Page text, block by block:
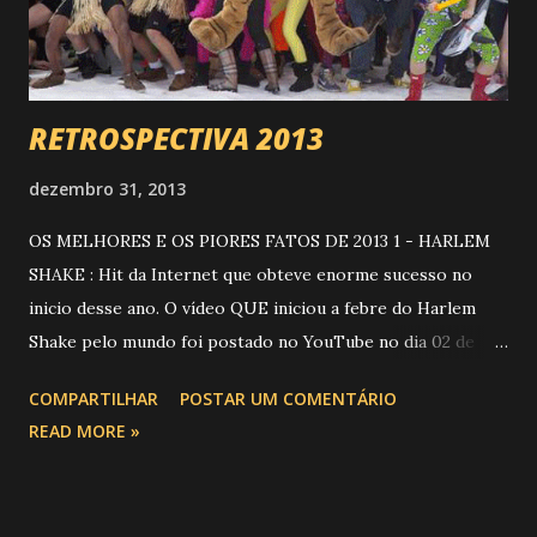
RETROSPECTIVA 2013
dezembro 31, 2013
OS MELHORES E OS PIORES FATOS DE 2013 1 - HARLEM
SHAKE : Hit da Internet que obteve enorme sucesso no
inicio desse ano. O vídeo QUE iniciou a febre do Harlem
Shake pelo mundo foi postado no YouTube no dia 02 de
amigos dançando, um vestido de ET, outro vestido de
Power Rangers, outro vestido de Chinês e o último vestido
COMPARTILHAR
POSTAR UM COMENTÁRIO
READ MORE »